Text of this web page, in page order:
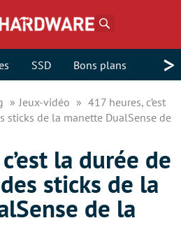
SSD Bons plans >
Jeux-vidéo
417 heures, c’est
sticks de la manette DualSense de
la durée de
sticks de la
de la